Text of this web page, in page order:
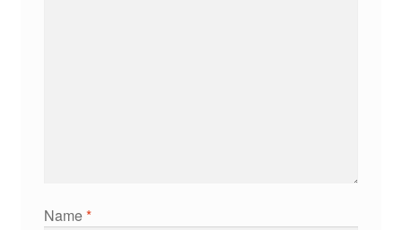
Name*